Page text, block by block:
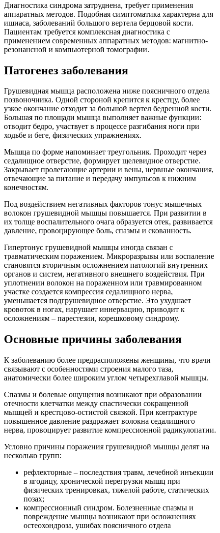
Диагностика синдрома затруднена, требует применения
аппаратных методов. Подобная симптоматика характерна для
ишиаса, заболеваний большого вертела берцовой кости.
Пациентам требуется комплексная диагностика с
применением современных аппаратных методов: магнитно-
резонансной и компьютерной томографии.
Патогенез заболевания
Грушевидная мышца расположена ниже поясничного отдела
позвоночника. Одной стороной крепится к крестцу, более
узкое окончание отходит за большой вертел бедренной кости.
Большая по площади мышца выполняет важные функции:
отводит бедро, участвует в процессе разгибания ноги при
ходьбе и беге, физических упражнениях.
Мышца по форме напоминает треугольник. Проходит через
седалищное отверстие, формирует щелевидное отверстие.
Закрывает пролегающие артерии и вены, нервные окончания,
отвечающие за питание и передачу импульсов к нижним
конечностям.
Под воздействием негативных факторов тонус мышечных
волокон грушевидной мышцы повышается. При развитии в
их толще воспалительного очага образуется отек, развивается
давление, провоцирующее боль, спазмы и скованность.
Гипертонус грушевидной мышцы иногда связан с
травматическим поражением. Микроразрывы или воспаление
становятся вторичным осложнением патологий внутренних
органов и систем, негативного внешнего воздействия. При
уплотнении волокон на пораженном или травмированном
участке создается компрессия седалищного нерва,
уменьшается подгрушевидное отверстие. Это ухудшает
кровоток в ногах, нарушает иннервацию, приводит к
осложнениям – парестезии, корешковому синдрому.
Основные причины заболевания
К заболеванию более предрасположены женщины, что врачи
связывают с особенностями строения малого таза,
анатомически более широким углом четырехглавой мышцы.
Спазмы и болевые ощущения возникают при образовании
отечности клетчатки между спастически сокращенной
мышцей и крестцово-остистой связкой. При контрактуре
повышенное давление раздражает волокна седалищного
нерва, провоцирует развитие компрессионной радикулопатии.
Условно причины поражения грушевидной мышцы делят на
несколько групп:
рефлекторные – последствия травм, лечебной инъекции
в ягодицу, хронической перегрузки мышц при
физических тренировках, тяжелой работе, статических
позах;
компрессионный синдром. Болезненные спазмы и
повреждение мышцы возникают при осложнениях
остеохондроза, ушибах поясничного отдела